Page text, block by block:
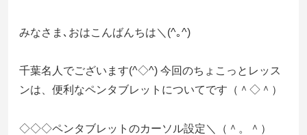
みなさま､おはこんばんちは＼(^｡^)
千葉名人でございます(^◇^) 今回のちょこっとレッス
ンは、便利なペンタブレットについてです（＾◇＾）
◇◇◇ペンタブレットのカーソル設定＼（＾。＾）